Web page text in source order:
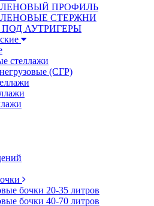
ПРОФИЛЬ
СТЕРЖНИ
АУТРИГЕРЫ
стеллажи
(СГР)
бочки 20-35 литров
бочки 40-70 литров